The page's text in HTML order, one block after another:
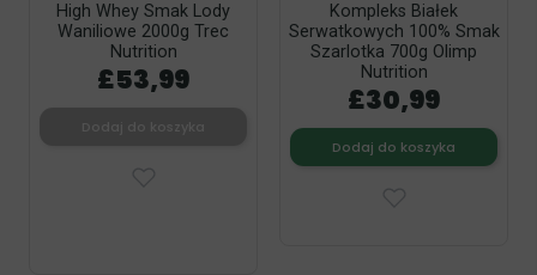
High Whey Smak Lody
Waniliowe 2000g Trec
Nutrition
£53,99
Kompleks Białek
Serwatkowych 100% Smak
Szarlotka 700g Olimp
Nutrition
£30,99
Dodaj do koszyka